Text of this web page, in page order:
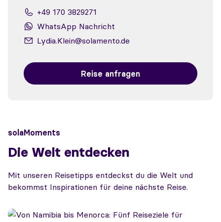
+49 170 3829271
WhatsApp Nachricht
Lydia.Klein@solamento.de
Reise anfragen
solaMoments
Die Welt entdecken
Mit unseren Reisetipps entdeckst du die Welt und
bekommst Inspirationen für deine nächste Reise.